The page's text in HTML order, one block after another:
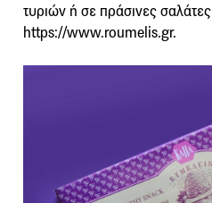
τυριών ή σε πράσινες
https://www.roumelis.gr.